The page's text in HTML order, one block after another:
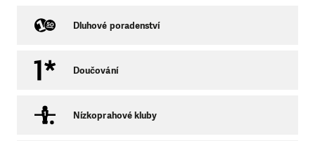
Dluhové poradenství
Doučování
Nízkoprahové kluby